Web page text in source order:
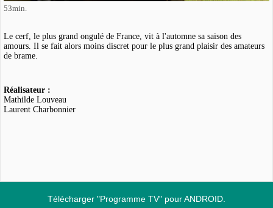
53min.
Le cerf, le plus grand ongulé de France, vit à l'automne sa saison des
amours. Il se fait alors moins discret pour le plus grand plaisir des amateurs
de brame.
Réalisateur :
Mathilde Louveau
Laurent Charbonnier
Télécharger "Programme TV" pour ANDROID.